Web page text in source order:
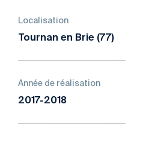
Localisation
Tournan en Brie (77)
Année de réalisation
2017-2018